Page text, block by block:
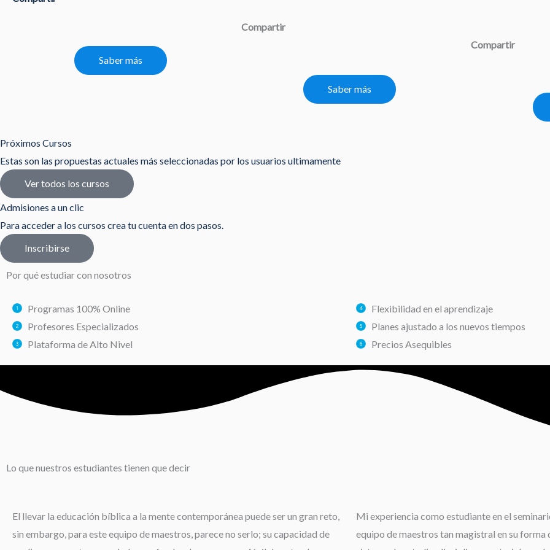
Saber más
Compartir
Saber más
Compartir
Próximos Cursos
Estas son las propuestas actuales más seleccionadas por los usuarios ultimamente
Ver todos los cursos
Admisiones a un clic
Para acceder a los cursos crea tu cuenta en dos pasos.
Inscribirse
Por qué estudiar con nosotros
Programas 100% Online
Profesores Especializados
Plataforma de Alto Nivel
Flexibilidad en el aprendizaje
Planes ajustado a los nuevos tiempos
Precios Asequibles
Lo que nuestros estudiantes tienen que decir
El llevar la educación bíblica a la mente contemporánea puede ser un gran reto,
sin embargo, para este equipo de maestros, parece no serlo; su capacidad de
Mi experiencia como estudiante en el
equipo de maestros tan magistral en su forma